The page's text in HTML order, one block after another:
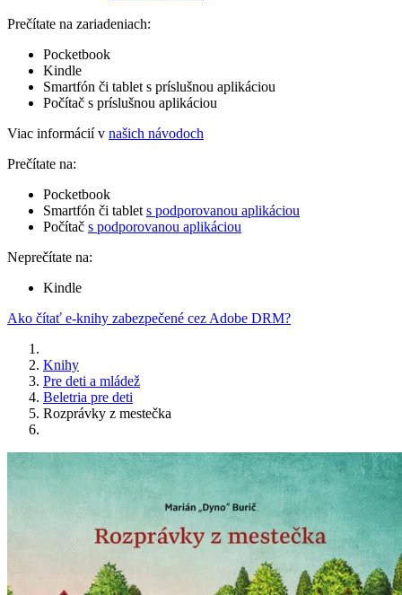
Prečítate na zariadeniach:
Pocketbook
Kindle
Smartfón či tablet s príslušnou aplikáciou
Počítač s príslušnou aplikáciou
Viac informácií v našich návodoch
Prečítate na:
Pocketbook
Smartfón či tablet s podporovanou aplikáciou
Počítač s podporovanou aplikáciou
Neprečítate na:
Kindle
Ako čítať e-knihy zabezpečené cez Adobe DRM?
Knihy
Pre deti a mládež
Beletria pre deti
Rozprávky z mestečka